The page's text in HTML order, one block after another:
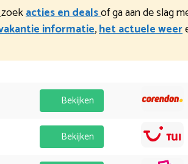
zoekacties en dealsof ga aan de slag
informatie,het actuele weer
Bekijken
Bekijken